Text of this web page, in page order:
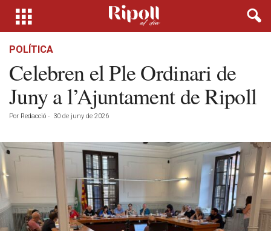
POLÍTICA
Celebren el Ple Ordinari de
Juny a l’Ajuntament de Ripoll
Por Redacció - 30 de juny de 2026